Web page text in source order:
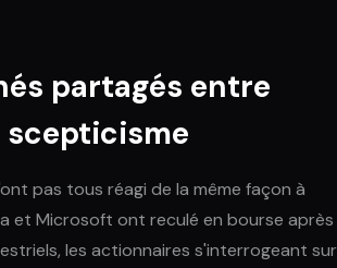
partagés entre
pas tous réagi de la même façon à
et Microsoft ont reculé en bourse après
les actionnaires s'interrogeant sur